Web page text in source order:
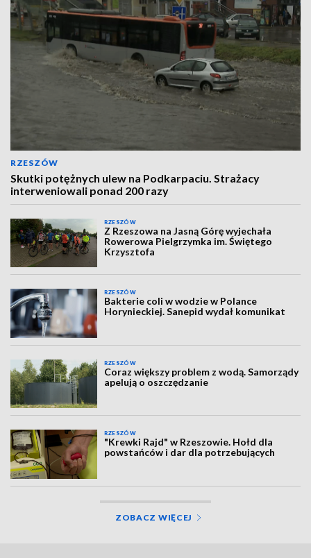
RZESZÓW
Skutki potężnych ulew na Podkarpaciu. Strażacy
interweniowali ponad 200 razy
RZESZÓW
Z Rzeszowa na Jasną Górę wyjechała
Rowerowa Pielgrzymka im. Świętego
Krzysztofa
RZESZÓW
Bakterie coli w wodzie w Polance
Horynieckiej. Sanepid wydał komunikat
RZESZÓW
Coraz większy problem z wodą. Samorządy
apelują o oszczędzanie
RZESZÓW
"Krewki Rajd" w Rzeszowie. Hołd dla
powstańców i dar dla potrzebujących
ZOBACZ WIĘCEJ